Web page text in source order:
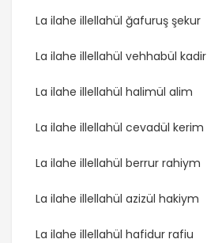
La ilahe illellahül ğafuruş şekur
La ilahe illellahül vehhabül kadir
La ilahe illellahül halimül alim
La ilahe illellahül cevadül kerim
La ilahe illellahül berrur rahiym
La ilahe illellahül azizül hakiym
La ilahe illellahül hafidur rafiu